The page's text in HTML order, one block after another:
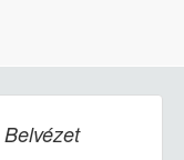
Belvézet